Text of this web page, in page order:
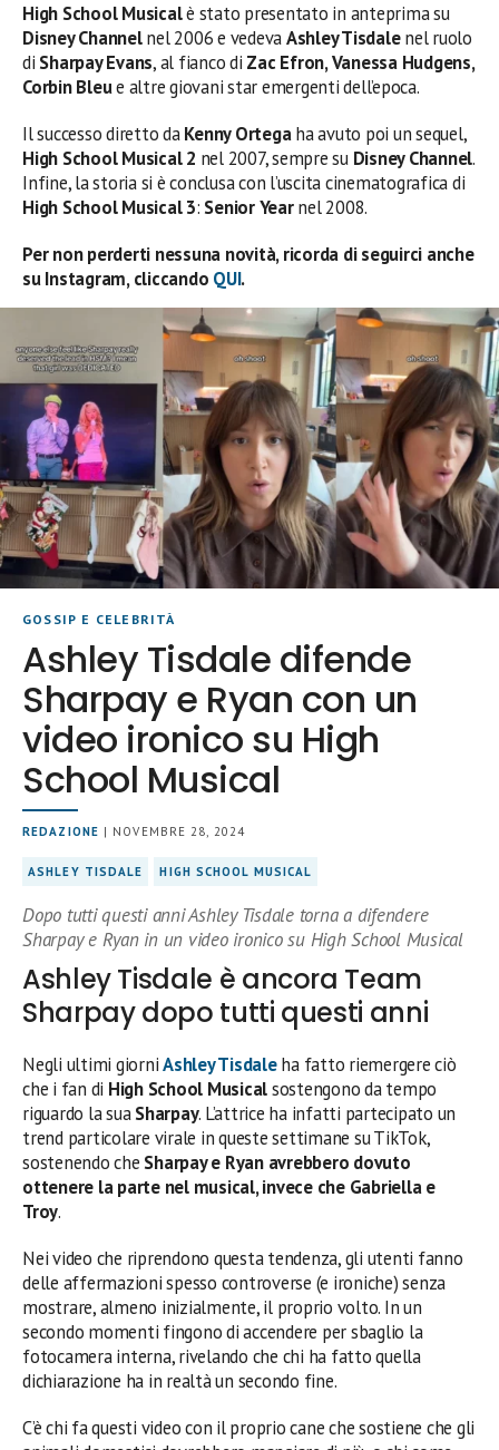
High School Musicalè stato presentato in anteprima su
Disney Channelnel 2006 e vedevaAshley Tisdalenel ruolo
di Sharpay Evans, al fianco di Zac Efron, Vanessa Hudgens,
Corbin Bleue altre giovani star emergenti dell’epoca.
Il successo diretto daKenny Ortegaha avuto poi un sequel,
High School Musical 2 nel 2007, sempre su Disney Channel.
Infine, la storia si è conclusa con l’uscita cinematografica di
High School Musical 3: Senior Yearnel 2008.
Per non perderti nessuna novità, ricorda di seguirci anche
su Instagram, cliccando QUI.
GOSSIP E CELEBRITÀ
Ashley Tisdale difende
Sharpay e Ryan con un
video ironico su High
School Musical
REDAZIONE | NOVEMBRE 28, 2024
ASHLEY TISDALE HIGH SCHOOL MUSICAL
Dopo tutti questi anni Ashley Tisdale torna a difendere
Sharpay e Ryan in un video ironico su High School Musical
Ashley Tisdale è ancora Team
Sharpay dopo tutti questi anni
Negli ultimi giorniAshley Tisdaleha fatto riemergere ciò
che i fan di High School Musicalsostengono da tempo
riguardo la suaSharpay. L’attrice ha infatti partecipato un
trend particolare virale in queste settimane su TikTok,
sostenendo che Sharpay e Ryan avrebbero dovuto
ottenere la parte nel musical, invece che Gabriella e
Troy.
Nei video che riprendono questa tendenza, gli utenti fanno
delle affermazioni spesso controverse (e ironiche) senza
mostrare, almeno inizialmente, il proprio volto. In un
secondo momenti fingono di accendere per sbaglio la
fotocamera interna, rivelando che chi ha fatto quella
dichiarazione ha in realtà un secondo fine.
C’è chi fa questi video con il proprio cane che sostiene che gli